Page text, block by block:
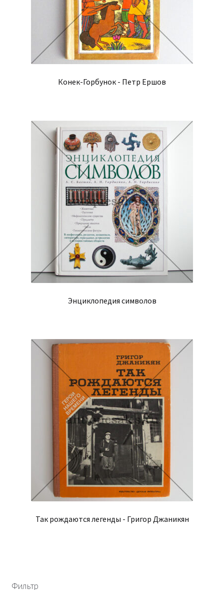
Конек-Горбунок - Петр Ершов
Энциклопедия символов
Так рождаются легенды - Григор Джаникян
Фильтр